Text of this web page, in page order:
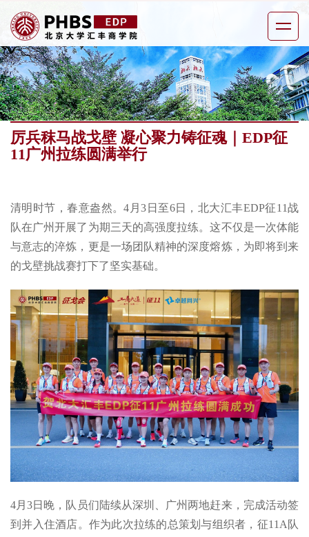
厉兵秣马战戈壁 凝心聚力铸征魂｜EDP征
11广州拉练圆满举行
清明时节，春意盎然。4月3日至6日，北大汇丰EDP征11战
队在广州开展了为期三天的高强度拉练。这不仅是一次体能
与意志的淬炼，更是一场团队精神的深度熔炼，为即将到来
的戈壁挑战赛打下了坚实基础。
4月3日晚，队员们陆续从深圳、广州两地赶来，完成活动签
到并入住酒店。作为此次拉练的总策划与组织者，征11A队